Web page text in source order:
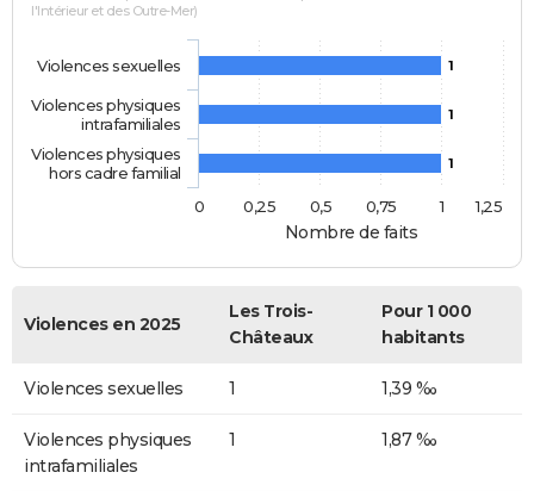
Nombre de faits
l'Intérieur et des Outre-Mer)
1
1
1
Violences sexuelles
Violences physiques
intrafamiliales
Violences physiques
hors cadre familial
0
1
0,25 0,5 0,75 1,25
Violences en 2025
Les Trois-
Châteaux
Pour 1 000
habitants
Violences sexuelles 1 1,39 ‰
Violences physiques
intrafamiliales
1 1,87 ‰